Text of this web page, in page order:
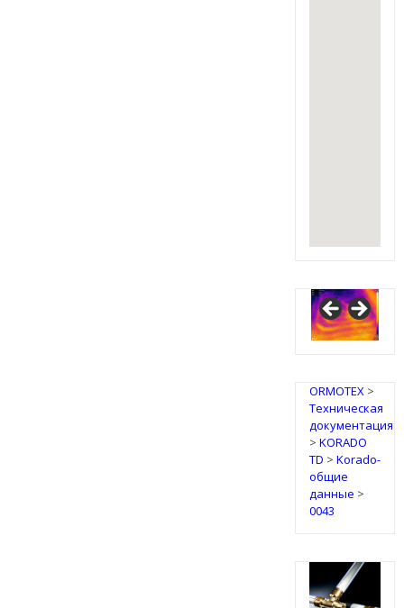
ORMOTEX>
Техническая
документация
> KORADO
TD > Korado-
общие
данные >
0043